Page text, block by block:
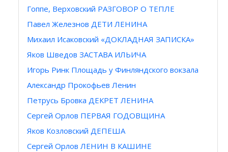
Гоппе, Верховский РАЗГОВОР О ТЕПЛЕ
Павел Железнов ДЕТИ ЛЕНИНА
Михаил Исаковский «ДОКЛАДНАЯ ЗАПИСКА»
Яков Шведов ЗАСТАВА ИЛЬИЧА
Игорь Ринк Площадь у Финляндского вокзала
Александр Прокофьев Ленин
Петрусь Бровка ДЕКРЕТ ЛЕНИНА
Сергей Орлов ПЕРВАЯ ГОДОВЩИНА
Яков Козловский ДЕПЕША
Сергей Орлов ЛЕНИН В КАШИНЕ